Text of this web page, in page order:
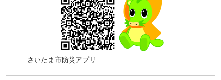
さいたま市防災アプリ